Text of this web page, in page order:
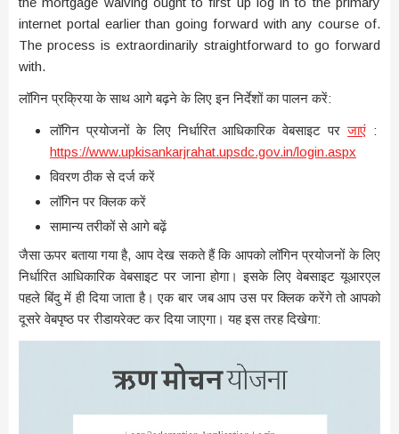
internet portal earlier than going forward with any course of.
The process is extraordinarily straightforward to go forward
with.
लॉगिन प्रक्रिया के साथ आगे बढ़ने के लिए इन निर्देशों का पालन करें:
लॉगिन प्रयोजनों के लिए निर्धारित आधिकारिक वेबसाइट परजाएं :
https://www.upkisankarjrahat.upsdc.gov.in/login.aspx
विवरण ठीक से दर्ज करें
लॉगिन पर क्लिक करें
सामान्य तरीकों से आगे बढ़ें
जैसा ऊपर बताया गया है, आप देख सकते हैं कि आपको लॉगिन प्रयोजनों के लिए
निर्धारित आधिकारिक वेबसाइट पर जाना होगा। इसके लिए वेबसाइट यूआरएल
पहले बिंदु में ही दिया जाता है। एक बार जब आप उस पर क्लिक करेंगे तो आपको
दूसरे वेबपृष्ठ पर रीडायरेक्ट कर दिया जाएगा। यह इस तरह दिखेगा: